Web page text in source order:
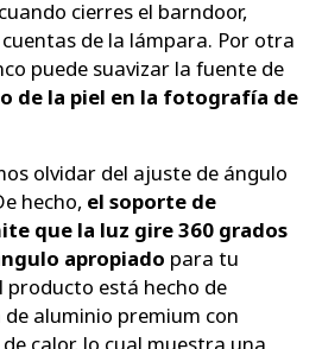
cierres el barndoor,
de la lámpara. Por otra
puede suavizar la fuente de
de la piel en la fotografía de
olvidar del ajuste de ángulo
hecho, el soporte de
que la luz gire 360 ​​grados
apropiado para tu
producto está hecho de
aluminio premium con